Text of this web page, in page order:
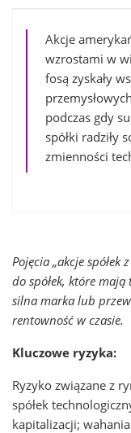
Akcje
wzrostami w
fosą zyskały
podczas gdy
spółki radziły
zmienności
Pojęcia „akcje spółek
do spółek, które
silna marka lub
rentowność w czasie.
Kluczowe ryzyka:
Ryzyko związane z
spółek
kapitalizacji;